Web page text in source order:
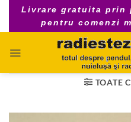
content
Livrare gratuita prin
pentru comenzi
TOATE